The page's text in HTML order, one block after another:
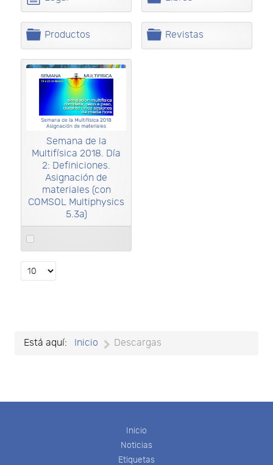
a
a
c
u
n
t
o
r
p
C
r
p
e
t
a
Productos
CRevistas
Semana de la
Multifísica 2018. Día
2: Definiciones.
Asignación de
materiales (con
COMSOL Multiphysics
5.3a)
Select
an
item
Select
the
per
Está aquí: Inicio Descargas
Inicio
Noticias
Etiquetas